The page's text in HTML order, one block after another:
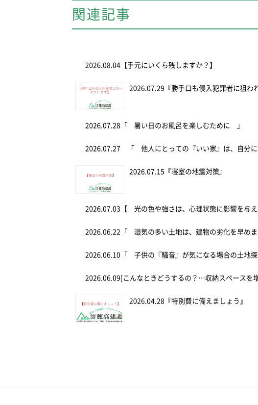
関連記事
2026.08.04 【手元にいくら残しますか？】
2026.07.29 『勝手口も侵入犯罪者に狙わ
2026.07.28 「 暑い日のお風呂を楽しむために 」
2026.07.27 「 他人にとっての『いい家』は、自分
2026.07.15 『寝室の地震対策』
2026.07.03 【 光の色や強さは、心理状態に影響を与
2026.06.22 「 湿気の多い土地は、建物の劣化を早め
2026.06.10 「 子供の『騒音』が気になる場合の土
2026.06.09 [こんなときどうするの？…収納スペースを
2026.04.28 『特別費に備えましょう』